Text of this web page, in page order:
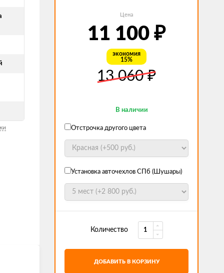
Цена
11 100 ₽
экономия
15%
13 060₽
В наличии
Отстрочка другого цвета
Установка авточехлов СПб (Шушары)
Количество
ДОБАВИТЬ В КОРЗИНУ